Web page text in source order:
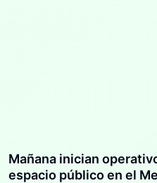
Mañana inician
espacio público en el